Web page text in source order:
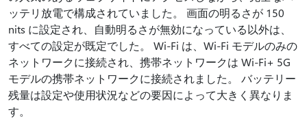
ッテリ放電で構成されていました。 画面の明るさが 150
nits に設定され、自動明るさが無効になっている以外は、
すべての設定が既定でした。 Wi-Fi は、Wi-Fi モデルのみの
ネットワークに接続され、携帯ネットワークは Wi-Fi+ 5G
モデルの携帯ネットワークに接続されました。 バッテリー
残量は設定や使用状況などの要因によって大きく異なりま
す。